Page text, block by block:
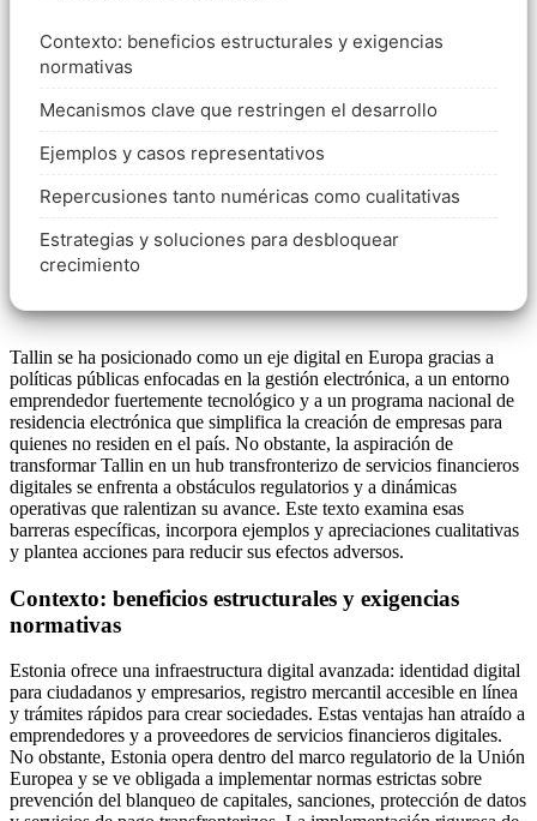
Contexto: beneficios estructurales y exigencias
normativas
Mecanismos clave que restringen el desarrollo
Ejemplos y casos representativos
Repercusiones tanto numéricas como cualitativas
Estrategias y soluciones para desbloquear
crecimiento
Tallin se ha posicionado como un eje digital en Europa gracias a
políticas públicas enfocadas en la gestión electrónica, a un entorno
emprendedor fuertemente tecnológico y a un programa nacional de
residencia electrónica que simplifica la creación de empresas para
quienes no residen en el país. No obstante, la aspiración de
transformar Tallin en un hub transfronterizo de servicios financieros
digitales se enfrenta a obstáculos regulatorios y a dinámicas
operativas que ralentizan su avance. Este texto examina esas
barreras específicas, incorpora ejemplos y apreciaciones cualitativas
y plantea acciones para reducir sus efectos adversos.
Contexto: beneficios estructurales y exigencias
normativas
Estonia ofrece una infraestructura digital avanzada: identidad digital
para ciudadanos y empresarios, registro mercantil accesible en línea
y trámites rápidos para crear sociedades. Estas ventajas han atraído a
emprendedores y a proveedores de servicios financieros digitales.
No obstante, Estonia opera dentro del marco regulatorio de la Unión
Europea y se ve obligada a implementar normas estrictas sobre
prevención del blanqueo de capitales, sanciones, protección de datos